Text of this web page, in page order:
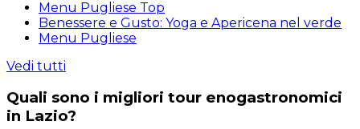
Menu Pugliese Top
Benessere e Gusto: Yoga e Apericena nel verde
Menu Pugliese
Vedi tutti
Quali sono i migliori tour enogastronomici
in Lazio?